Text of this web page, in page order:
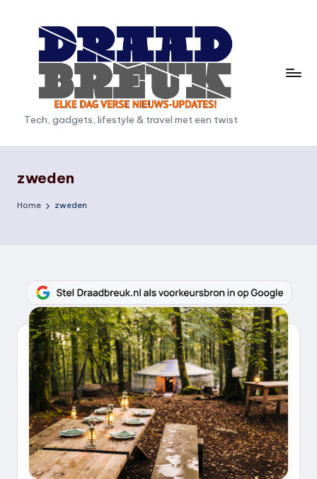
D
r
d
e
u
k
.
n
Tech, gadgets, lifestyle & travel met een twist
zweden
Home zweden